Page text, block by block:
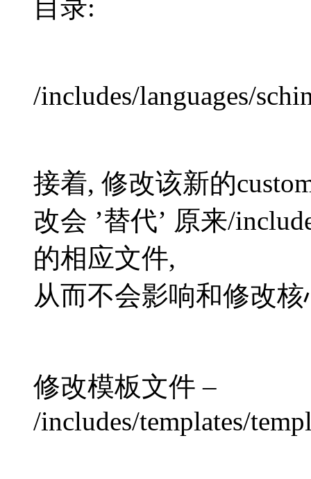
目录:
/includes/languages/
接着, 修改该新的
改会 ’替代’ 原来/
的相应文件,
从而不会影响和修改
修改模板文件 –
/includes/templates/